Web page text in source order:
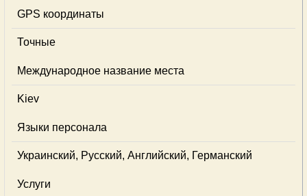
GPS координаты
Точные
Международное название места
Kiev
Языки персонала
Украинский, Русский, Английский, Германский
Услуги